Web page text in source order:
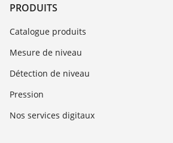
PRODUITS
Catalogue produits
Mesure de niveau
Détection de niveau
Pression
Nos services digitaux